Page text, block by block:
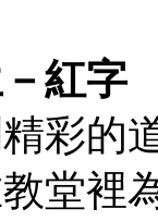
紅字
精彩
堂裡